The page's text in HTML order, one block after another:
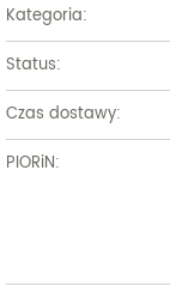
Kategoria:
Status:
Czas dostawy:
PIORiN: